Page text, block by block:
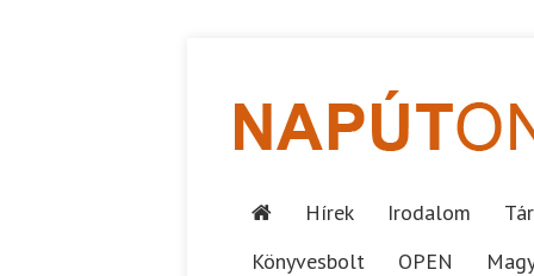
Hírek Irodalom
Könyvesbolt
OPEN